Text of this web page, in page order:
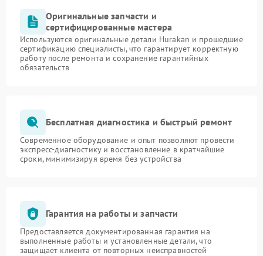
Оригинальные запчасти и
сертифицированные мастера
Используются оригинальные детали Hurakan и прошедшие
сертификацию специалисты, что гарантирует корректную
работу после ремонта и сохранение гарантийных
обязательств
Бесплатная диагностика и быстрый ремонт
Современное оборудование и опыт позволяют провести
экспресс-диагностику и восстановление в кратчайшие
сроки, минимизируя время без устройства
Гарантия на работы и запчасти
Предоставляется документированная гарантия на
выполненные работы и установленные детали, что
защищает клиента от повторных неисправностей